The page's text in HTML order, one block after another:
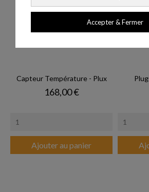
Accepter & Fermer
Capteur Température - Plux
Prix
168,00 €
Ajouter au panier